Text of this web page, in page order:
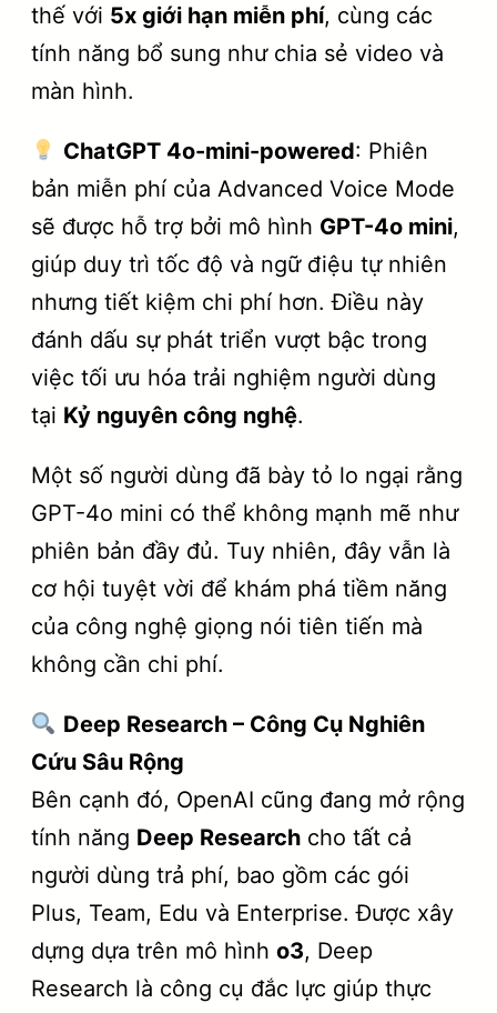
thế với 5x giới hạn miễn phí, cùng các
tính năng bổ sung như chia sẻ video và
màn hình.
ChatGPT 4o-mini-powered: Phiên
bản miễn phí của Advanced Voice Mode
sẽ được hỗ trợ bởi mô hình GPT-4o mini,
giúp duy trì tốc độ và ngữ điệu tự nhiên
nhưng tiết kiệm chi phí hơn. Điều này
đánh dấu sự phát triển vượt bậc trong
việc tối ưu hóa trải nghiệm người dùng
tại Kỷ nguyên công nghệ.
Một số người dùng đã bày tỏ lo ngại rằng
GPT-4o mini có thể không mạnh mẽ như
phiên bản đầy đủ. Tuy nhiên, đây vẫn là
cơ hội tuyệt vời để khám phá tiềm năng
của công nghệ giọng nói tiên tiến mà
không cần chi phí.
Deep Research – Công Cụ Nghiên
Cứu Sâu Rộng
Bên cạnh đó, OpenAI cũng đang mở rộng
tính năng Deep Research cho tất cả
người dùng trả phí, bao gồm các gói
Plus, Team, Edu và Enterprise. Được xây
dựng dựa trên mô hình o3, Deep
Research là công cụ đắc lực giúp thực